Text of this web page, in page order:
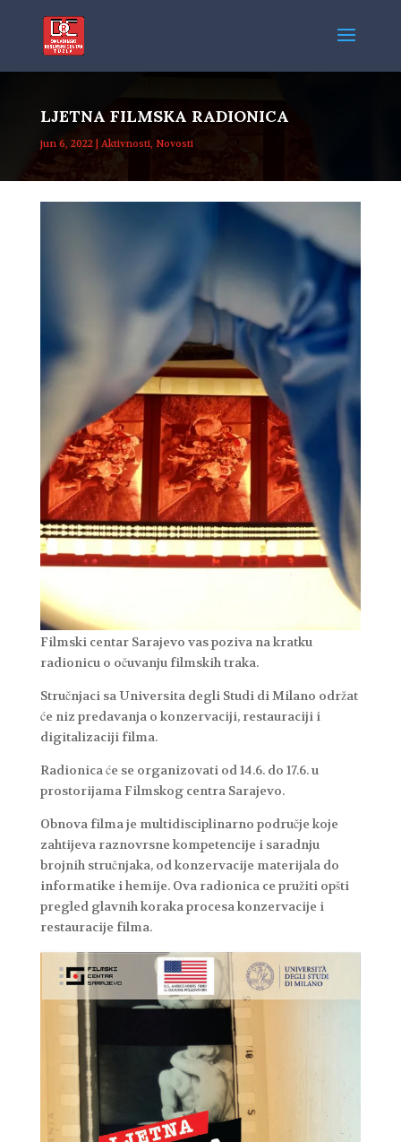
LJETNA FILMSKA RADIONICA
jun 6, 2022| Aktivnosti, Novosti
Filmski centar Sarajevo vas poziva na kratku
radionicu o očuvanju filmskih traka.
Stručnjaci sa Universita‌ degli Studi di Milano održat
će niz predavanja o konzervaciji, restauraciji i
digitalizaciji filma.
Radionica će se organizovati od 14.6. do 17.6. u
prostorijama Filmskog centra Sarajevo.
Obnova filma je multidisciplinarno područje koje
zahtijeva raznovrsne kompetencije i saradnju
brojnih stručnjaka, od konzervacije materijala do
informatike i hemije. Ova radionica c‌e pružiti opšti
pregled glavnih koraka procesa konzervacije i
restauracije filma.